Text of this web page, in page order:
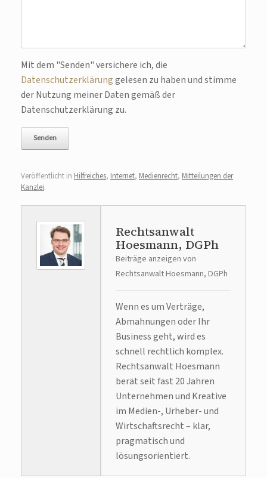
Bitte lasse dieses Feld leer.
Mit dem "Senden" versichere ich, die
Datenschutzerklärunggelesen zu haben und stimme
der Nutzung meiner Daten gemäß der
Datenschutzerklärung zu.
Veröffentlicht in Hilfreiches, Internet, Medienrecht, Mitteilungen der
Kanzlei.
Rechtsanwalt
Hoesmann, DGPh
Beiträge anzeigen von
Rechtsanwalt Hoesmann, DGPh
Wenn es um Verträge,
Abmahnungen oder Ihr
Business geht, wird es
schnell rechtlich komplex.
Rechtsanwalt Hoesmann
berät seit fast 20 Jahren
Unternehmen und Kreative
im Medien-, Urheber- und
Wirtschaftsrecht – klar,
pragmatisch und
lösungsorientiert.